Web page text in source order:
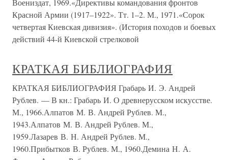
Воениздат, 1969.«Директивы командования фронтов
Красной Армии (1917–1922». Тт. 1–2. М., 1971.«Сорок
четвертая Киевская дивизия». (История походов и боевых
действий 44-й Киевской стрелковой
КРАТКАЯ БИБЛИОГРАФИЯ
КРАТКАЯ БИБЛИОГРАФИЯ Грабарь И. Э. Андрей
Рублев. — В кн.: Грабарь И. О древнерусском искусстве.
М., 1966.Алпатов М. В. Андрей Рублев. М.,
1943.Алпатов М. В. Андрей Рублев. М.,
1959.Лазарев В. Н. Андрей Рублев. М.,
1960.Прибытков В. Рублев. М., 1960.Демина Н. А.